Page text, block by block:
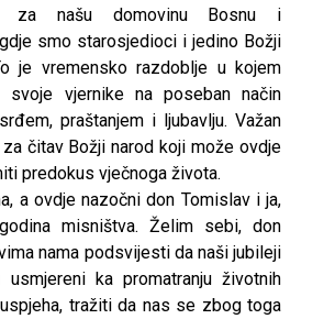
za našu domovinu Bosnu i
smo starosjedioci i jedino Božji
je vremensko razdoblje u kojem
svoje vjernike na poseban način
praštanjem i ljubavlju. Važan
čitav Božji narod koji može ovdje
predokus vječnoga života.
a ovdje nazočni don Tomislav i ja,
misništva. Želim sebi, don
nama podsvijesti da naši jubileji
ka promatranju životnih
tražiti da nas se zbog toga